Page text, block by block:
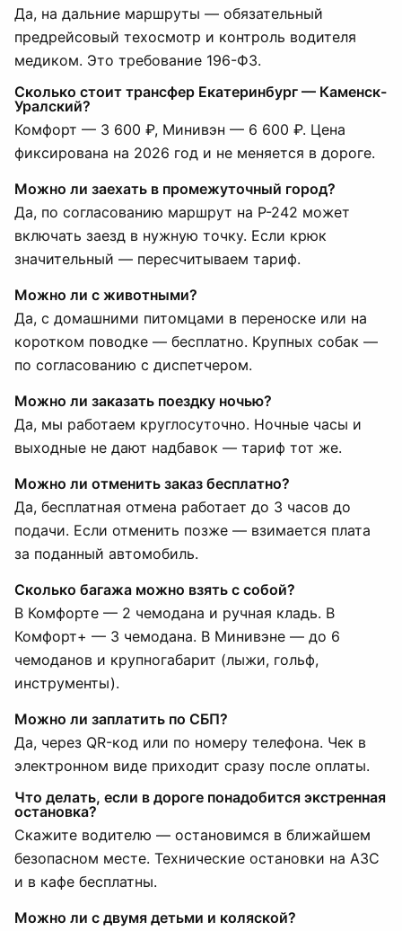
Да, на дальние маршруты — обязательный
предрейсовый техосмотр и контроль водителя
медиком. Это требование 196-ФЗ.
Сколько стоит трансфер Екатеринбург — Каменск-
Уралский?
Комфорт — 3 600 ₽, Минивэн — 6 600 ₽. Цена
фиксирована на 2026 год и не меняется в дороге.
Можно ли заехать в промежуточный город?
Да, по согласованию маршрут на Р-242 может
включать заезд в нужную точку. Если крюк
значительный — пересчитываем тариф.
Можно ли с животными?
Да, с домашними питомцами в переноске или на
коротком поводке — бесплатно. Крупных собак —
по согласованию с диспетчером.
Можно ли заказать поездку ночью?
Да, мы работаем круглосуточно. Ночные часы и
выходные не дают надбавок — тариф тот же.
Можно ли отменить заказ бесплатно?
Да, бесплатная отмена работает до 3 часов до
подачи. Если отменить позже — взимается плата
за поданный автомобиль.
Сколько багажа можно взять с собой?
В Комфорте — 2 чемодана и ручная кладь. В
Комфорт+ — 3 чемодана. В Минивэне — до 6
чемоданов и крупногабарит (лыжи, гольф,
инструменты).
Можно ли заплатить по СБП?
Да, через QR-код или по номеру телефона. Чек в
электронном виде приходит сразу после оплаты.
Что делать, если в дороге понадобится экстренная
остановка?
Скажите водителю — остановимся в ближайшем
безопасном месте. Технические остановки на АЗС
и в кафе бесплатны.
Можно ли с двумя детьми и коляской?